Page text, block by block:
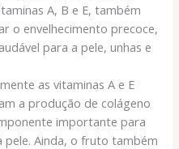
A, B e E, também
o envelhecimento precoce,
para a pele, unhas e
as vitaminas A e E
a produção de colágeno
importante para
pele. Ainda, o fruto também